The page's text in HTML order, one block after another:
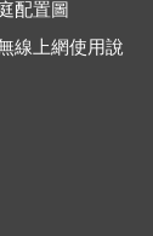
配置圖
線上網使用說